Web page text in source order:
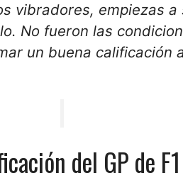
vibradores, empiezas a
. No fueron las
un buena calificación
del GP de